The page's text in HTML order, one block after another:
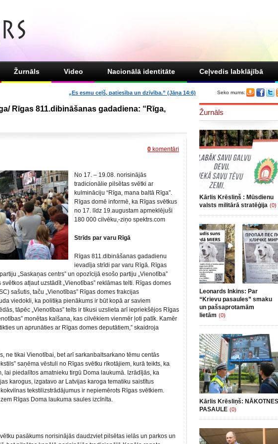
Žurnāls Video Nacionālā identitāte Ceļvedis labklājībā
Seko mums:
„Es esmu ceļš, patiesība un dzīvība.” (Jāņa 14:6)
Rīgas 811.dibināšanas gadadiena: “Rīga,
0 komentāri
No 17. – 19.08. norisinājās
tradicionālie pilsētas svētki ar
kulmināciju “Rīga, mana baltā Rīga”.
Rīgas domē informē, ka Rīgas svētkus
no 17. līdz 19.augustam apmeklējuši
180 000 cilvēku,-ziņo spektrs.com
Strīds par varu Rīgā
Rīgas 811.dibināšanas gadadienu
ievadīja strīdi par varu Rīgā. Rīgas
„Saskaņas centrs” un opozīcijā esošo partiju „Vienotība”
atļaut uzstādīt „Vienotības” reklāmas telti. Rīgas domes
sašutis, taču „Vienotības” Rīgas domes frakcijas
viedokli, ka politiķa pienākums ir būt kopā ar saviem
tāpēc „Vienotības” telts ir tikusi uzslieta arī iepriekšējos Rīgas
monētas kalšana, kas cilvēkiem vienmēr ļoti patīk. Kamēr
un aprunāties ar Rīgas domes deputātiem,” skaidroja
ne tikai Vienotībai, bet arī sarkanbaltsarkano tēmu centās
saņēma vēstuli no Rīgas svētku rīkotājiem, kurā teikts, ka
lai piedalītos amatnieku tirgū Doma laukumā. Izrādījās, ka
karogus, izgatavo ar Latvijas karoga tematiku saistītus
tekstilizstrādājumus ir nepiemērots Rīgas svētkiem.
Rīgas Doma laukuma saules izcīnīta.
pasākums norisinājās daudzviet pilsētas ielās un parkos un
Žurnāls
Kārlis Krēsliņš : Mūsdienu
valsts militārā stratēģija (0)
Leonards Inkins: Par
“Krievu pasaules” smaku
un pašsaprotamām
lietām (0)
Kārlis Krēsliņš: NĀKOTNES
PASAULE (0)